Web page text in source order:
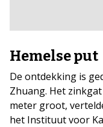
Hemelse put
De ontdekking is
Zhuang. Het
meter groot,
het Instituut voor